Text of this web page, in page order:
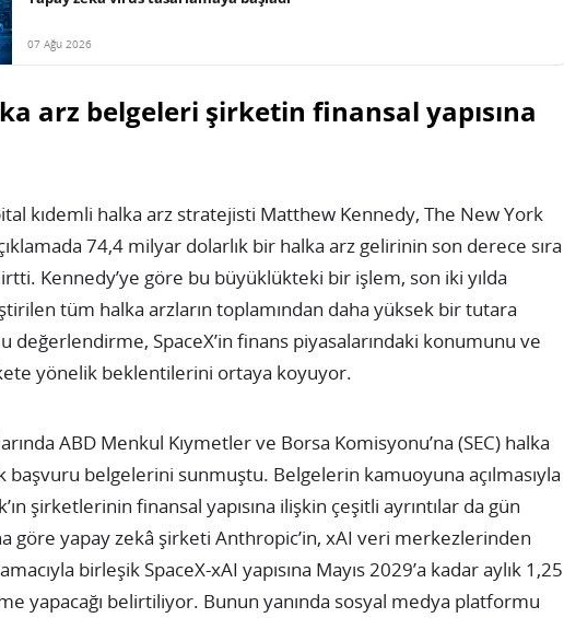
07 Ağu 2026
arz belgeleri şirketin finansal yapısına
kıdemli halka arz stratejisti Matthew Kennedy, The New York
74,4 milyar dolarlık bir halka arz gelirinin son derece sıra
Kennedy’ye göre bu büyüklükteki bir işlem, son iki yılda
tüm halka arzların toplamından daha yüksek bir tutara
değerlendirme, SpaceX’in finans piyasalarındaki konumunu ve
yönelik beklentilerini ortaya koyuyor.
ABD Menkul Kıymetler ve Borsa Komisyonu’na (SEC) halka
başvuru belgelerini sunmuştu. Belgelerin kamuoyuna açılmasıyla
şirketlerinin finansal yapısına ilişkin çeşitli ayrıntılar da gün
göre yapay zekâ şirketi Anthropic’in, xAI veri merkezlerinden
birleşik SpaceX-xAI yapısına Mayıs 2029’a kadar aylık 1,25
yapacağı belirtiliyor. Bunun yanında sosyal medya platformu